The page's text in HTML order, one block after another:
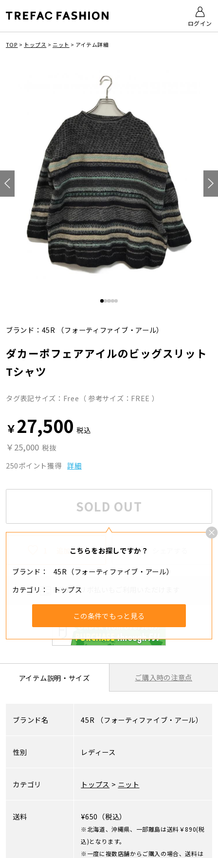
ログイン
TOP > トップス > ニット > アイテム詳細
ブランド： 45R （フォーティファイブ・アール）
ダカーポフェアアイルのビッグスリット
Tシャツ
タグ表記サイズ：Free（ 参考サイズ：FREE ）
￥27,500 税込
￥25,000 税抜
250ポイント獲得 詳細
SOLD OUT
こちらをお探しですか？
ブランド
45R（フォーティファイブ・アール）
カテゴリ
トップス
この条件でもっと見る
追加する
分割・リボ払いもご利用いただけます
アイテム説明・サイズ ご購入時の注意点
ブランド名 45R （フォーティファイブ・アール）
性別 レディース
カテゴリ トップス > ニット
送料 ¥650（税込）
※北海道、沖縄県、一部離島は送料￥890(税
込)となります。
※一度に複数店舗からご購入の場合、送料は